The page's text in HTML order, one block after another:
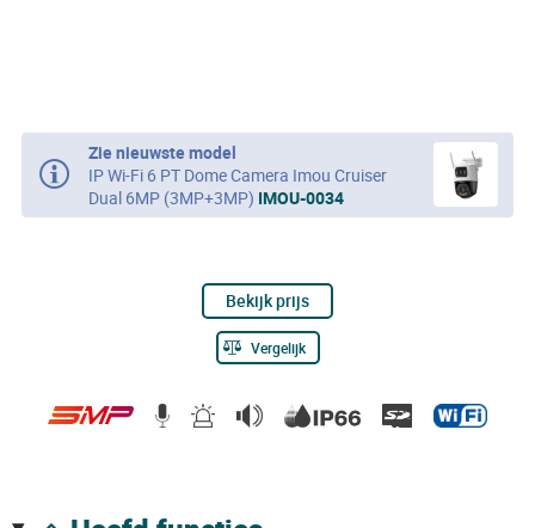
Zie nieuwste model
IP Wi-Fi 6 PT Dome Camera Imou Cruiser
Dual 6MP (3MP+3MP) IMOU-0034
Bekijk prijs
Vergelijk